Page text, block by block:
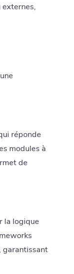
réponde
modules à
de
la logique
garantissant